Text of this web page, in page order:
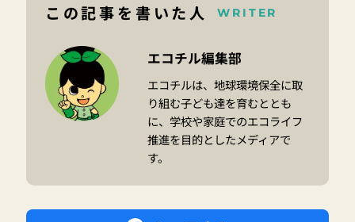
この記事を書いた人 WRITER
エコチル編集部
エコチルは、地球環境保全に取
り組む子ども達を育むととも
に、学校や家庭でのエコライフ
推進を目的としたメディアで
す。